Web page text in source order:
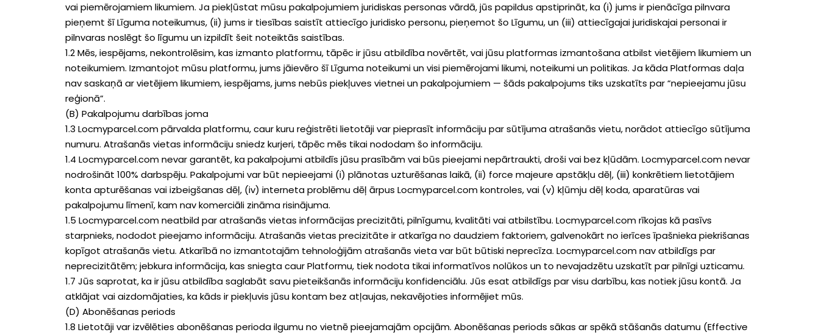
vai piemērojamiem likumiem. Ja piekļūstat mūsu pakalpojumiem juridiskas personas vārdā, jūs papildus apstiprināt, ka (i) jums ir pienācīga pilnvara
pieņemt šī Līguma noteikumus, (ii) jums ir tiesības saistīt attiecīgo juridisko personu, pieņemot šo Līgumu, un (iii) attiecīgajai juridiskajai personai ir
pilnvaras noslēgt šo līgumu un izpildīt šeit noteiktās saistības.
1.2 Mēs, iespējams, nekontrolēsim, kas izmanto platformu, tāpēc ir jūsu atbildība novērtēt, vai jūsu platformas izmantošana atbilst vietējiem likumiem un
noteikumiem. Izmantojot mūsu platformu, jums jāievēro šī Līguma noteikumi un visi piemērojami likumi, noteikumi un politikas. Ja kāda Platformas daļa
nav saskaņā ar vietējiem likumiem, iespējams, jums nebūs piekļuves vietnei un pakalpojumiem — šāds pakalpojums tiks uzskatīts par “nepieejamu jūsu
reģionā”.
(B) Pakalpojumu darbības joma
1.3 Locmyparcel.com pārvalda platformu, caur kuru reģistrēti lietotāji var pieprasīt informāciju par sūtījuma atrašanās vietu, norādot attiecīgo sūtījuma
numuru. Atrašanās vietas informāciju sniedz kurjeri, tāpēc mēs tikai nododam šo informāciju.
1.4 Locmyparcel.com nevar garantēt, ka pakalpojumi atbildīs jūsu prasībām vai būs pieejami nepārtraukti, droši vai bez kļūdām. Locmyparcel.com nevar
nodrošināt 100% darbspēju. Pakalpojumi var būt nepieejami (i) plānotas uzturēšanas laikā, (ii) force majeure apstākļu dēļ, (iii) konkrētiem lietotājiem
konta apturēšanas vai izbeigšanas dēļ, (iv) interneta problēmu dēļ ārpus Locmyparcel.com kontroles, vai (v) kļūmju dēļ koda, aparatūras vai
pakalpojumu līmenī, kam nav komerciāli zināma risinājuma.
1.5 Locmyparcel.com neatbild par atrašanās vietas informācijas precizitāti, pilnīgumu, kvalitāti vai atbilstību. Locmyparcel.com rīkojas kā pasīvs
starpnieks, nododot pieejamo informāciju. Atrašanās vietas precizitāte ir atkarīga no daudziem faktoriem, galvenokārt no ierīces īpašnieka piekrišanas
kopīgot atrašanās vietu. Atkarībā no izmantotajām tehnoloģijām atrašanās vieta var būt būtiski neprecīza. Locmyparcel.com nav atbildīgs par
neprecizitātēm; jebkura informācija, kas sniegta caur Platformu, tiek nodota tikai informatīvos nolūkos un to nevajadzētu uzskatīt par pilnīgi uzticamu.
1.7 Jūs saprotat, ka ir jūsu atbildība saglabāt savu pieteikšanās informāciju konfidenciālu. Jūs esat atbildīgs par visu darbību, kas notiek jūsu kontā. Ja
atklājat vai aizdomājaties, ka kāds ir piekļuvis jūsu kontam bez atļaujas, nekavējoties informējiet mūs.
(D) Abonēšanas periods
1.8 Lietotāji var izvēlēties abonēšanas perioda ilgumu no vietnē pieejamajām opcijām. Abonēšanas periods sākas ar spēkā stāšanās datumu (Effective